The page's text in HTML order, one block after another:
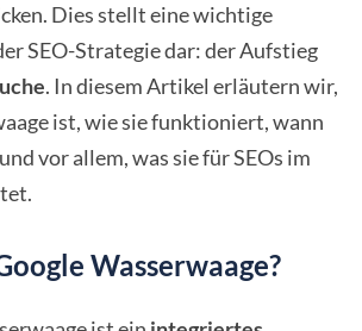
Dies stellt eine wichtige
SEO-Strategie dar: der Aufstieg
. In diesem Artikel erläutern wir,
ist, wie sie funktioniert, wann
vor allem, was sie für SEOs im
Wasserwaage?